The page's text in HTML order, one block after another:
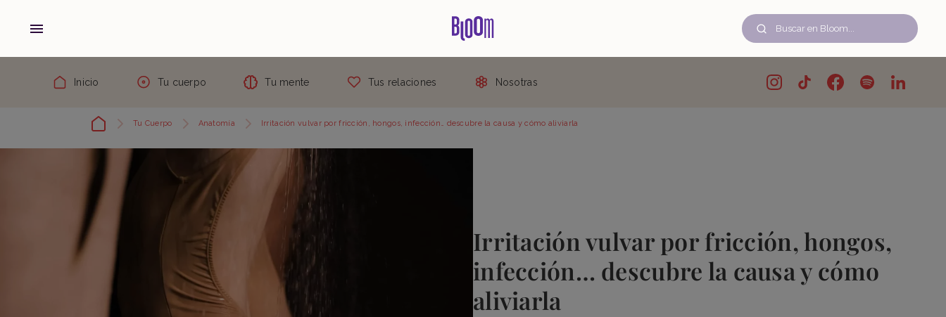
Inicio Tu cuerpo Tu mente Tus relaciones Nosotras
Tu Cuerpo Anatomía Irritación vulvar por fricción, hongos, infección… descubre la causa y cómo aliviarla
Irritación vulvar por fricción, hongos,
infección… descubre la causa y cómo
aliviarla